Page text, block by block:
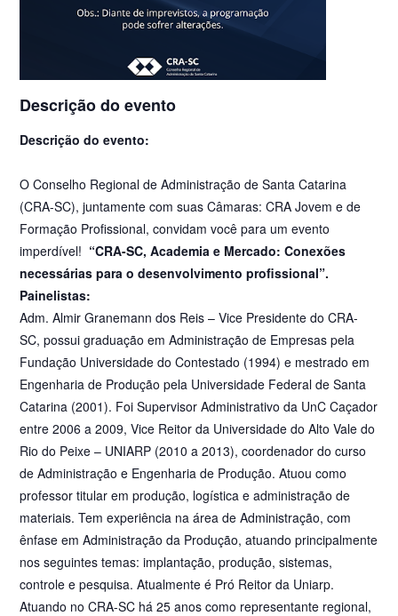
Descrição do evento
Descrição do evento:
O Conselho Regional de Administração de Santa Catarina
(CRA-SC), juntamente com suas Câmaras: CRA Jovem e de
Formação Profissional, convidam você para um evento
imperdível! “CRA-SC, Academia e Mercado: Conexões
necessárias para o desenvolvimento profissional”.
Painelistas:
Adm. Almir Granemann dos Reis – Vice Presidente do CRA-
SC, possui graduação em Administração de Empresas pela
Fundação Universidade do Contestado (1994) e mestrado em
Engenharia de Produção pela Universidade Federal de Santa
Catarina (2001). Foi Supervisor Administrativo da UnC Caçador
entre 2006 a 2009, Vice Reitor da Universidade do Alto Vale do
Rio do Peixe – UNIARP (2010 a 2013), coordenador do curso
de Administração e Engenharia de Produção. Atuou como
professor titular em produção, logística e administração de
materiais. Tem experiência na área de Administração, com
ênfase em Administração da Produção, atuando principalmente
nos seguintes temas: implantação, produção, sistemas,
controle e pesquisa. Atualmente é Pró Reitor da Uniarp.
Atuando no CRA-SC há 25 anos como representante regional,